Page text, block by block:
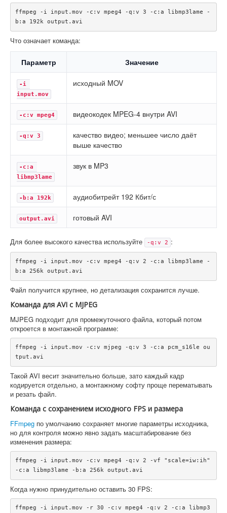
ffmpeg -i input.mov -c:v mpeg4 -q:v 3 -c:a libmp3lame -
Что означает команда:
Параметр Значение
-i
input.mov
исходный MOV
-c:v mpeg4 видеокодек MPEG-4 внутри AVI
-q:v 3
качество видео; меньшее число даёт
выше качество
-c:a
libmp3lame
звук в MP3
-b:a 192k аудиобитрейт 192 Кбит/с
output.avi готовый AVI
Для более высокого качества используйте -q:v 2 :
ffmpeg -i input.mov -c:v mpeg4 -q:v 2 -c:a libmp3lame -
Файл получится крупнее, но детализация сохранится лучше.
Команда для AVI с MJPEG
MJPEG подходит для промежуточного файла, который потом
откроется в монтажной программе:
ffmpeg -i input.mov -c:v mjpeg -q:v 3 -c:a pcm_s16le ou
Такой AVI весит значительно больше, зато каждый кадр
кодируется отдельно, а монтажному софту проще перематывать
и резать файл.
Команда с сохранением исходного FPS и размера
FFmpeg по умолчанию сохраняет многие параметры исходника,
но для контроля можно явно задать масштабирование без
изменения размера:
ffmpeg -i input.mov -c:v mpeg4 -q:v 2 -vf "scale=iw:ih"
Когда нужно принудительно оставить 30 FPS:
ffmpeg -i input.mov -r 30 -c:v mpeg4 -q:v 2 -c:a libmp3